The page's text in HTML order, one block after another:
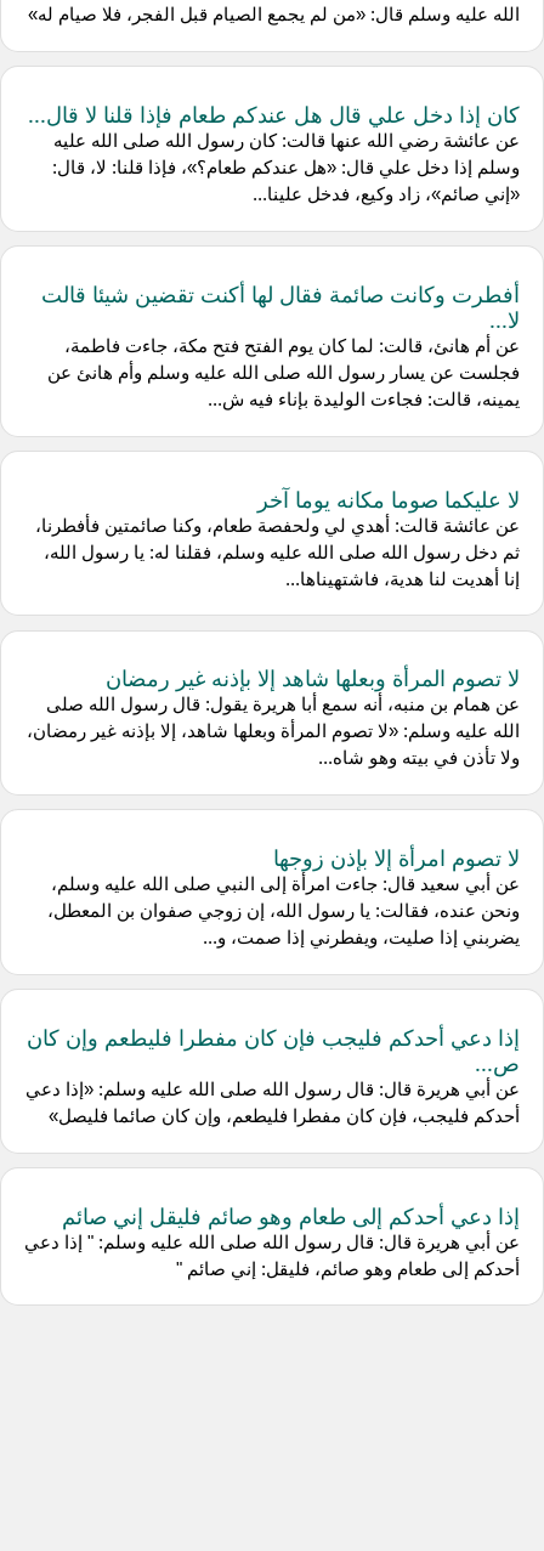
الله عليه وسلم قال: «من لم يجمع الصيام قبل الفجر، فلا صيام له»
كان إذا دخل علي قال هل عندكم طعام فإذا قلنا لا قال...
عن عائشة رضي الله عنها قالت: كان رسول الله صلى الله عليه
وسلم إذا دخل علي قال: «هل عندكم طعام؟»، فإذا قلنا: لا، قال:
«إني صائم»، زاد وكيع، فدخل علينا...
أفطرت وكانت صائمة فقال لها أكنت تقضين شيئا قالت
لا...
عن أم هانئ، قالت: لما كان يوم الفتح فتح مكة، جاءت فاطمة،
فجلست عن يسار رسول الله صلى الله عليه وسلم وأم هانئ عن
يمينه، قالت: فجاءت الوليدة بإناء فيه ش...
لا عليكما صوما مكانه يوما آخر
عن عائشة قالت: أهدي لي ولحفصة طعام، وكنا صائمتين فأفطرنا،
ثم دخل رسول الله صلى الله عليه وسلم، فقلنا له: يا رسول الله،
إنا أهديت لنا هدية، فاشتهيناها...
لا تصوم المرأة وبعلها شاهد إلا بإذنه غير رمضان
عن همام بن منبه، أنه سمع أبا هريرة يقول: قال رسول الله صلى
الله عليه وسلم: «لا تصوم المرأة وبعلها شاهد، إلا بإذنه غير رمضان،
ولا تأذن في بيته وهو شاه...
لا تصوم امرأة إلا بإذن زوجها
عن أبي سعيد قال: جاءت امرأة إلى النبي صلى الله عليه وسلم،
ونحن عنده، فقالت: يا رسول الله، إن زوجي صفوان بن المعطل،
يضربني إذا صليت، ويفطرني إذا صمت، و...
إذا دعي أحدكم فليجب فإن كان مفطرا فليطعم وإن كان
ص...
عن أبي هريرة قال: قال رسول الله صلى الله عليه وسلم: «إذا دعي
أحدكم فليجب، فإن كان مفطرا فليطعم، وإن كان صائما فليصل»
إذا دعي أحدكم إلى طعام وهو صائم فليقل إني صائم
عن أبي هريرة قال: قال رسول الله صلى الله عليه وسلم: " إذا دعي
أحدكم إلى طعام وهو صائم، فليقل: إني صائم "